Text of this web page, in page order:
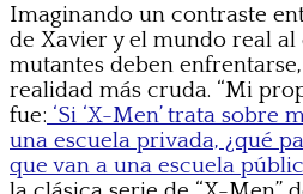
Imaginando un contraste
de Xavier y el mundo real
mutantes deben
realidad más cruda. “Mi
fue: ‘Si ‘X-Men’ trata sobre
una escuela privada, ¿qué
que van a una escuela